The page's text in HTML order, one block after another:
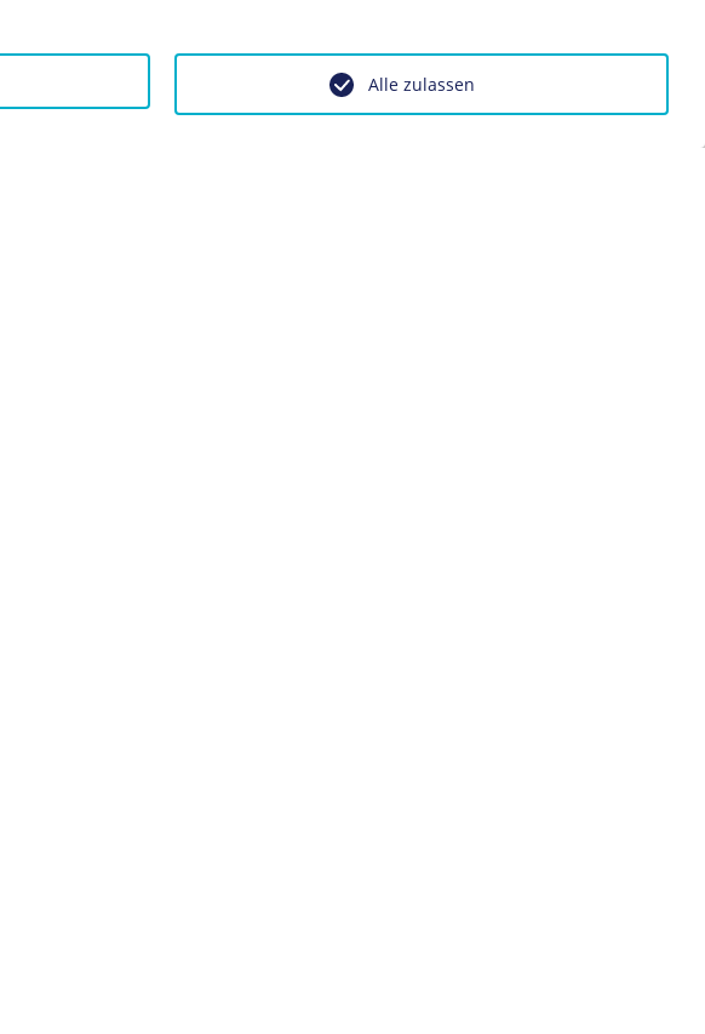
Alle zulassen